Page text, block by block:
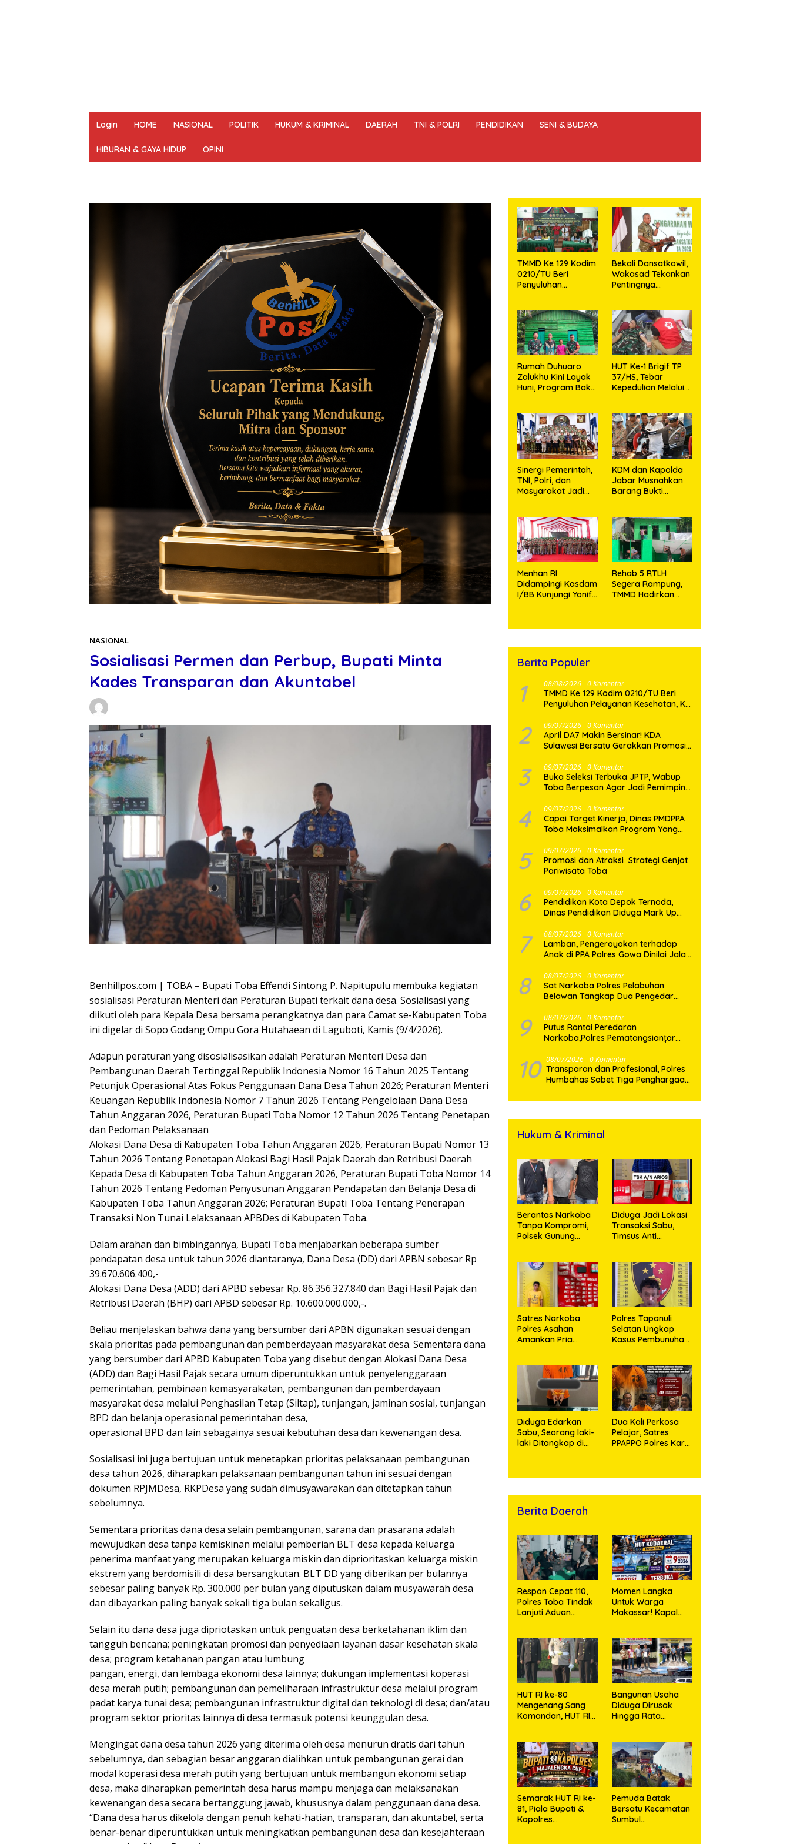
Login HOME NASIONAL POLITIK HUKUM & KRIMINAL DAERAH TNI & POLRI PENDIDIKAN SENI & BUDAYA
HIBURAN & GAYA HIDUP OPINI
NASIONAL
Sosialisasi Permen dan Perbup, Bupati Minta
Kades Transparan dan Akuntabel
Benhillpos.com | TOBA – Bupati Toba Effendi Sintong P. Napitupulu membuka kegiatan
sosialisasi Peraturan Menteri dan Peraturan Bupati terkait dana desa. Sosialisasi yang
diikuti oleh para Kepala Desa bersama perangkatnya dan para Camat se-Kabupaten Toba
ini digelar di Sopo Godang Ompu Gora Hutahaean di Laguboti, Kamis (9/4/2026).
Adapun peraturan yang disosialisasikan adalah Peraturan Menteri Desa dan
Pembangunan Daerah Tertinggal Republik Indonesia Nomor 16 Tahun 2025 Tentang
Petunjuk Operasional Atas Fokus Penggunaan Dana Desa Tahun 2026; Peraturan Menteri
Keuangan Republik Indonesia Nomor 7 Tahun 2026 Tentang Pengelolaan Dana Desa
Tahun Anggaran 2026, Peraturan Bupati Toba Nomor 12 Tahun 2026 Tentang Penetapan
dan Pedoman Pelaksanaan
Alokasi Dana Desa di Kabupaten Toba Tahun Anggaran 2026, Peraturan Bupati Nomor 13
Tahun 2026 Tentang Penetapan Alokasi Bagi Hasil Pajak Daerah dan Retribusi Daerah
Kepada Desa di Kabupaten Toba Tahun Anggaran 2026, Peraturan Bupati Toba Nomor 14
Tahun 2026 Tentang Pedoman Penyusunan Anggaran Pendapatan dan Belanja Desa di
Kabupaten Toba Tahun Anggaran 2026; Peraturan Bupati Toba Tentang Penerapan
Transaksi Non Tunai Lelaksanaan APBDes di Kabupaten Toba.
Dalam arahan dan bimbingannya, Bupati Toba menjabarkan beberapa sumber
pendapatan desa untuk tahun 2026 diantaranya, Dana Desa (DD) dari APBN sebesar Rp
39.670.606.400,-
Alokasi Dana Desa (ADD) dari APBD sebesar Rp. 86.356.327.840 dan Bagi Hasil Pajak dan
Retribusi Daerah (BHP) dari APBD sebesar Rp. 10.600.000.000,-.
Beliau menjelaskan bahwa dana yang bersumber dari APBN digunakan sesuai dengan
skala prioritas pada pembangunan dan pemberdayaan masyarakat desa. Sementara dana
yang bersumber dari APBD Kabupaten Toba yang disebut dengan Alokasi Dana Desa
(ADD) dan Bagi Hasil Pajak secara umum diperuntukkan untuk penyelenggaraan
pemerintahan, pembinaan kemasyarakatan, pembangunan dan pemberdayaan
masyarakat desa melalui Penghasilan Tetap (Siltap), tunjangan, jaminan sosial, tunjangan
BPD dan belanja operasional pemerintahan desa,
operasional BPD dan lain sebagainya sesuai kebutuhan desa dan kewenangan desa.
Sosialisasi ini juga bertujuan untuk menetapkan prioritas pelaksanaan pembangunan
desa tahun 2026, diharapkan pelaksanaan pembangunan tahun ini sesuai dengan
dokumen RPJMDesa, RKPDesa yang sudah dimusyawarakan dan ditetapkan tahun
sebelumnya.
Sementara prioritas dana desa selain pembangunan, sarana dan prasarana adalah
mewujudkan desa tanpa kemiskinan melalui pemberian BLT desa kepada keluarga
penerima manfaat yang merupakan keluarga miskin dan diprioritaskan keluarga miskin
ekstrem yang berdomisili di desa bersangkutan. BLT DD yang diberikan per bulannya
sebesar paling banyak Rp. 300.000 per bulan yang diputuskan dalam musyawarah desa
dan dibayarkan paling banyak sekali tiga bulan sekaligus.
Selain itu dana desa juga dipriotaskan untuk penguatan desa berketahanan iklim dan
tangguh bencana; peningkatan promosi dan penyediaan layanan dasar kesehatan skala
desa; program ketahanan pangan atau lumbung
pangan, energi, dan lembaga ekonomi desa lainnya; dukungan implementasi koperasi
desa merah putih; pembangunan dan pemeliharaan infrastruktur desa melalui program
padat karya tunai desa; pembangunan infrastruktur digital dan teknologi di desa; dan/atau
program sektor prioritas lainnya di desa termasuk potensi keunggulan desa.
Mengingat dana desa tahun 2026 yang diterima oleh desa menurun dratis dari tahun
sebelumnya, dan sebagian besar anggaran dialihkan untuk pembangunan gerai dan
modal koperasi desa merah putih yang bertujuan untuk membangun ekonomi setiap
desa, maka diharapkan pemerintah desa harus mampu menjaga dan melaksanakan
kewenangan desa secara bertanggung jawab, khususnya dalam penggunaan dana desa.
“Dana desa harus dikelola dengan penuh kehati-hatian, transparan, dan akuntabel, serta
benar-benar diperuntukkan untuk meningkatkan pembangunan desa dan kesejahteraan
TMMD Ke 129 Kodim
0210/TU Beri
Penyuluhan
Stunting di Desa
Sijarango
Bekali Dansatkowil,
Wakasad Tekankan
Pentingnya
Rumah Duhuaro
Zalukhu Kini Layak
Huni, Program Bakti
Nias Utara
HUT Ke-1 Brigif TP
37/HS, Tebar
Kepedulian Melalui
Harapan Hidup Bagi
Yang
Membutuhkan
Sinergi Pemerintah,
TNI, Polri, dan
Masyarakat Jadi
Kondusif
KDM dan Kapolda
Jabar Musnahkan
Barang Bukti
Brong dan
Tramadol
Menhan RI
Didampingi Kasdam
I/BB Kunjungi Yonif
Rehab 5 RTLH
Segera Rampung,
TMMD Hadirkan
Berita Populer
1 08/08/2026 0 Komentar
TMMD Ke 129 Kodim 0210/TU Beri
Penyuluhan Pelayanan Kesehatan, KB
2 09/07/2026 0 Komentar
April DA7 Makin Bersinar! KDA
Sulawesi Bersatu Gerakkan Promosi
3 09/07/2026 0 Komentar
Buka Seleksi Terbuka JPTP, Wabup
Toba Berpesan Agar Jadi Pemimpin
4 09/07/2026 0 Komentar
Capai Target Kinerja, Dinas PMDPPA
Toba Maksimalkan Program Yang
5 09/07/2026 0 Komentar
Promosi dan Atraksi Strategi Genjot
Pariwisata Toba
6 09/07/2026 0 Komentar
Pendidikan Kota Depok Ternoda,
Dinas Pendidikan Diduga Mark Up
Sebesar 2,7 Miliar Lebih, PHMI Akan
Gugat
7 08/07/2026 0 Komentar
Lamban, Pengeroyokan terhadap
Anak di PPA Polres Gowa Dinilai Jalan
8 08/07/2026 0 Komentar
Sat Narkoba Polres Pelabuhan
Belawan Tangkap Dua Pengedar
9 08/07/2026 0 Komentar
Putus Rantai Peredaran
Narkoba,Polres Pematangsianțar
10 08/07/2026 0 Komentar
Transparan dan Profesional, Polres
Humbahas Sabet Tiga Penghargaan
Hukum & Kriminal
Berantas Narkoba
Tanpa Kompromi,
Polsek Gunung
Nagori Karangsari
Diduga Jadi Lokasi
Transaksi Sabu,
Timsus Anti
Seorang Pria
dengan Barang
Bukti 63,67 Gram
Sabu
Satres Narkoba
Polres Asahan
Amankan Pria
Bukti
Polres Tapanuli
Selatan Ungkap
Kasus Pembunuhan
Anak, Pelaku
Ditangkap
Diduga Edarkan
Sabu, Seorang laki-
laki Ditangkap di
Klip
Dua Kali Perkosa
Pelajar, Satres
PPAPPO Polres Karo
Berita Daerah
Respon Cepat 110,
Polres Toba Tindak
Lanjuti Aduan
Momen Langka
Untuk Warga
Makassar! Kapal
HUT RI ke-80
Mengenang Sang
Komandan, HUT RI
Bangunan Usaha
Diduga Dirusak
Hingga Rata
Kirana Ujung dan
Masro Ujung Resmi
Tempuh Jalur
Hukum
Semarak HUT RI ke-
81, Piala Bupati &
Kapolres
Pemuda Batak
Bersatu Kecamatan
Sumbul